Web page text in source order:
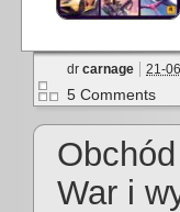
dr carnage 21-
5 Comments
War i